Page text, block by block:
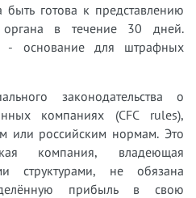
готова к представлению
органа в течение 30 дней.
- основание для штрафных
законодательства о
компаниях (CFC rules),
или российским нормам. Это
компания, владеющая
структурами, не обязана
прибыль в свою